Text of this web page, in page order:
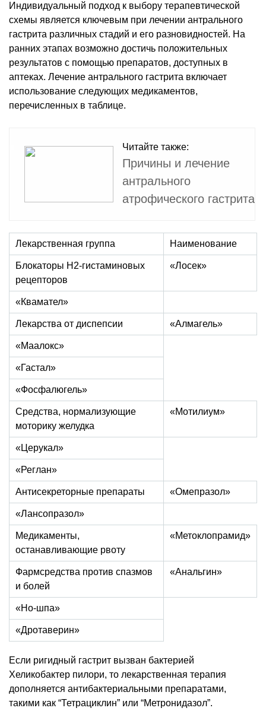
Индивидуальный подход к выбору терапевтической
схемы является ключевым при лечении антрального
гастрита различных стадий и его разновидностей. На
ранних этапах возможно достичь положительных
результатов с помощью препаратов, доступных в
аптеках. Лечение антрального гастрита включает
использование следующих медикаментов,
перечисленных в таблице.
Читайте также:
Причины и лечение
антрального
атрофического гастрита
Лекарственная группа Наименование
Блокаторы Н2-гистаминовых
рецепторов
«Лосек»
«Квамател»
Лекарства от диспепсии «Алмагель»
«Маалокс»
«Гастал»
«Фосфалюгель»
Средства, нормализующие
моторику желудка
«Мотилиум»
«Церукал»
«Реглан»
Антисекреторные препараты «Омепразол»
«Лансопразол»
Медикаменты,
останавливающие рвоту
«Метоклопрамид»
Фармсредства против спазмов
и болей
«Анальгин»
«Но-шпа»
«Дротаверин»
Если ригидный гастрит вызван бактерией
Хеликобактер пилори, то лекарственная терапия
дополняется антибактериальными препаратами,
такими как “Тетрациклин” или “Метронидазол”.